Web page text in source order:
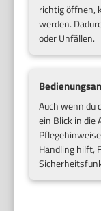
richtig öffnen,
werden.
oder Unfällen.
Auch wenn du
ein Blick in die
Handling hilft,